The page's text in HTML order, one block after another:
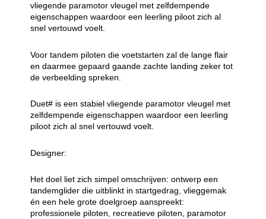
vliegende paramotor vleugel met zelfdempende
eigenschappen waardoor een leerling piloot zich al
snel vertouwd voelt.
Voor tandem piloten die voetstarten zal de lange flair
en daarmee gepaard gaande zachte landing zeker tot
de verbeelding spreken.
Duet# is een stabiel vliegende paramotor vleugel met
zelfdempende eigenschappen waardoor een leerling
piloot zich al snel vertouwd voelt.
Designer:
Het doel liet zich simpel omschrijven: ontwerp een
tandemglider die uitblinkt in startgedrag, vlieggemak
én een hele grote doelgroep aanspreekt:
professionele piloten, recreatieve piloten, paramotor